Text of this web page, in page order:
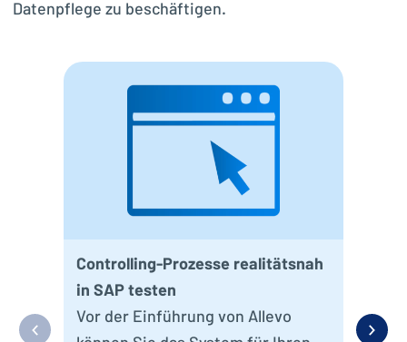
Datenpflege zu beschäftigen.
Controlling-Prozesse realitätsnah
in SAP testen
Vor der Einführung von Allevo